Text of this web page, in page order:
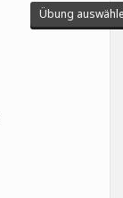
Übung